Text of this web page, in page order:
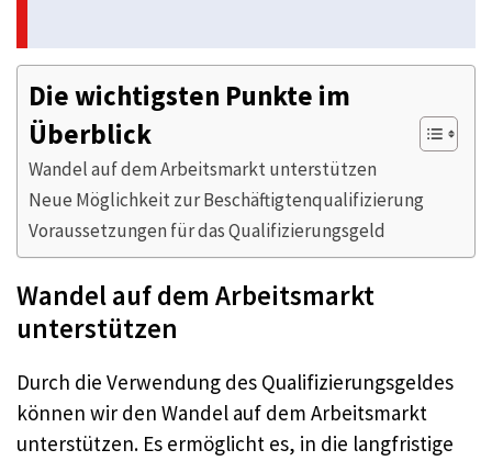
Die wichtigsten Punkte im
Überblick
Wandel auf dem Arbeitsmarkt unterstützen
Neue Möglichkeit zur Beschäftigtenqualifizierung
Voraussetzungen für das Qualifizierungsgeld
Wandel auf dem Arbeitsmarkt
unterstützen
Durch die Verwendung des Qualifizierungsgeldes
können wir den Wandel auf dem Arbeitsmarkt
unterstützen. Es ermöglicht es, in die langfristige